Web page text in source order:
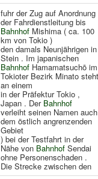
fuhr der Zug auf Anordnung
der Fahrdienstleitung bis
Bahnhof Mishima ( ca. 100
km von Tokio )
den damals Neunjährigen in
Stein . Im japanischen
Bahnhof Hamamatsuchō im
Tokioter Bezirk Minato steht
an einem
in der Präfektur Tokio ,
Japan . Der Bahnhof
verleiht seinen Namen auch
dem östlich angrenzenden
Gebiet
) bei der Testfahrt in der
Nähe von Bahnhof Sendai
ohne Personenschaden .
Die Strecke zwischen den